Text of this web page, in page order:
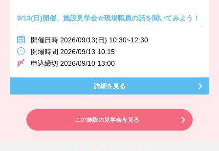
9/13(日)開催、施設見学会☆現場職員の話を聞いてみよう！
開催日時 2026/09/13(日) 10:30~12:30
開場時間 2026/09/13 10:15
申込締切 2026/09/10 13:00
詳細を見る
この施設の見学会を見る